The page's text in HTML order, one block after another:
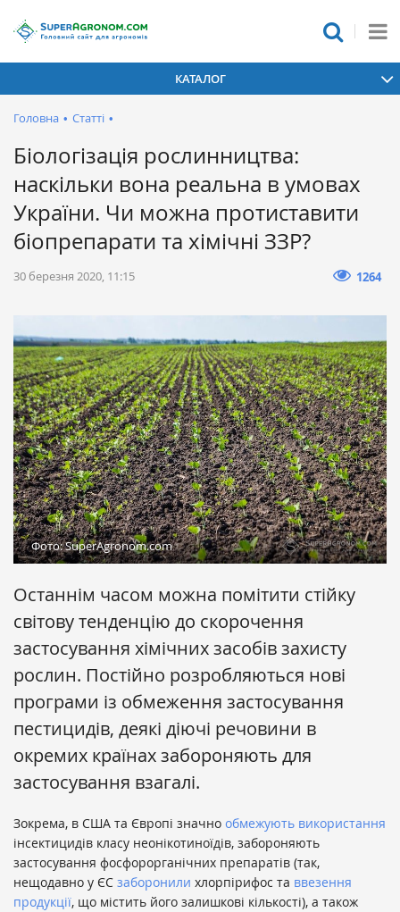
КАТАЛОГ
Головна • Статті •
Біологізація рослинництва:
наскільки вона реальна в умовах
України. Чи можна протиставити
біопрепарати та хімічні ЗЗР?
30 березня 2020, 11:15 1264
Фото: SuperAgronom.com
Останнім часом можна помітити стійку
світову тенденцію до скорочення
застосування хімічних засобів захисту
рослин. Постійно розробляються нові
програми із обмеження застосування
пестицидів, деякі діючі речовини в
окремих країнах забороняють для
застосування взагалі.
Зокрема, в США та Європі значно обмежують використання
інсектицидів класу неонікотиноїдів, забороняють
застосування фосфорорганічних препаратів (так,
нещодавно у ЄС заборонили хлорпірифос та ввезення
продукції, що містить його залишкові кількості), а також